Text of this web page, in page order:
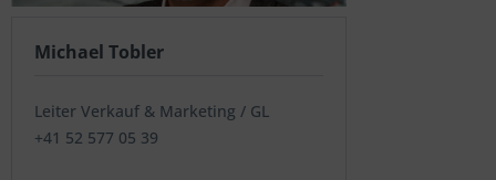
Michael Tobler
Leiter Verkauf & Marketing / GL
+41 52 577 05 39